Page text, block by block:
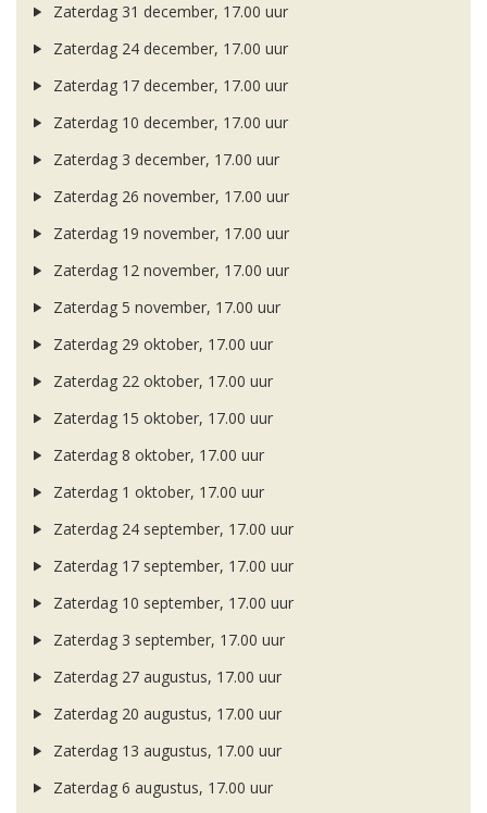
Zaterdag 31 december, 17.00 uur
Zaterdag 24 december, 17.00 uur
Zaterdag 17 december, 17.00 uur
Zaterdag 10 december, 17.00 uur
Zaterdag 3 december, 17.00 uur
Zaterdag 26 november, 17.00 uur
Zaterdag 19 november, 17.00 uur
Zaterdag 12 november, 17.00 uur
Zaterdag 5 november, 17.00 uur
Zaterdag 29 oktober, 17.00 uur
Zaterdag 22 oktober, 17.00 uur
Zaterdag 15 oktober, 17.00 uur
Zaterdag 8 oktober, 17.00 uur
Zaterdag 1 oktober, 17.00 uur
Zaterdag 24 september, 17.00 uur
Zaterdag 17 september, 17.00 uur
Zaterdag 10 september, 17.00 uur
Zaterdag 3 september, 17.00 uur
Zaterdag 27 augustus, 17.00 uur
Zaterdag 20 augustus, 17.00 uur
Zaterdag 13 augustus, 17.00 uur
Zaterdag 6 augustus, 17.00 uur